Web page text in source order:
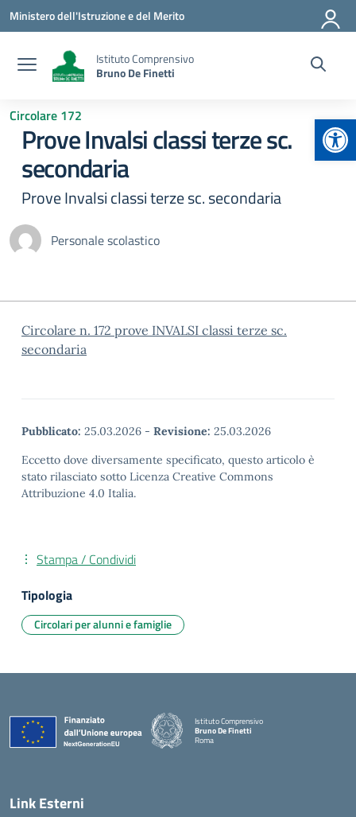
Vai ai contenuti
Vai al menu di navigazione
Vai al footer
Ministero dell'Istruzione e del Merito
Istituto Comprensivo
Bruno De Finetti
Circolare 172
Prove Invalsi classi terze sc.
secondaria
Prove Invalsi classi terze sc. secondaria
Personale scolastico
Circolare n. 172 prove INVALSI classi terze sc.
secondaria
Pubblicato: 25.03.2026 - Revisione: 25.03.2026
Eccetto dove diversamente specificato, questo articolo è
stato rilasciato sotto Licenza Creative Commons
Attribuzione 4.0 Italia.
Stampa / Condividi
Tipologia
Circolari per alunni e famiglie
Istituto Comprensivo
Bruno De Finetti
Roma
Link Esterni